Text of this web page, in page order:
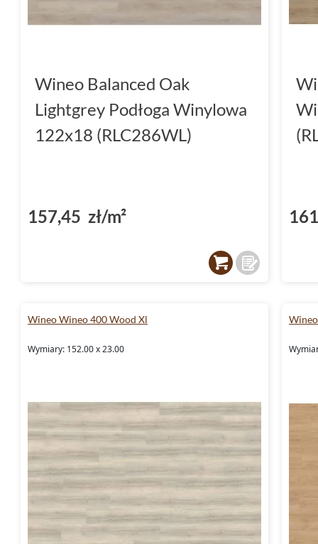
Wineo Balanced Oak
Lightgrey Podłoga Winylowa
122x18 (RLC286WL)
157,45 zł/m²
Wineo Wineo 400 Wood Xl
Wymiary: 152.00 x 23.00